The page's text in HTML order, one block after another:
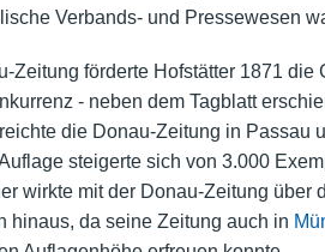
Verbands- und Pressewesen
Zeitung förderte Hofstätter 1871 die
- neben dem Tagblatt
die Donau-Zeitung in Passau
steigerte sich von 3.000
wirkte mit der Donau-Zeitung über
hinaus, da seine Zeitung auch in